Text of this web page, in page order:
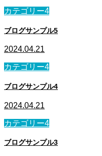
カテゴリー4
ブログサンプル5
2024.04.21
カテゴリー4
ブログサンプル4
2024.04.21
カテゴリー4
ブログサンプル3